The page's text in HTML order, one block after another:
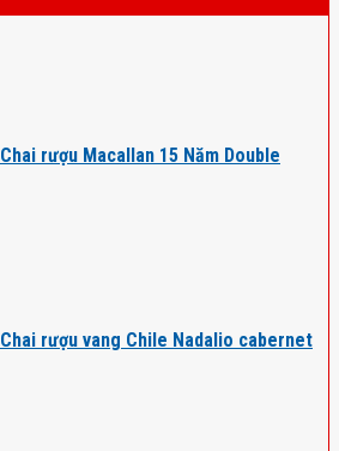
Chai rượu Macallan 15 Năm Double
Chai rượu vang Chile Nadalio cabernet